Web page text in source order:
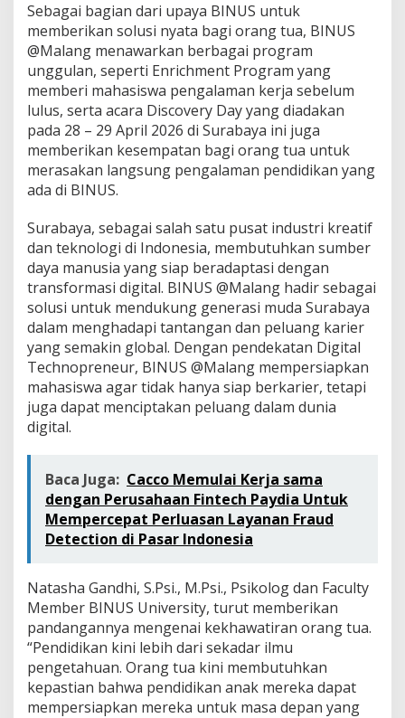
Sebagai bagian dari upaya BINUS untuk
memberikan solusi nyata bagi orang tua, BINUS
@Malang menawarkan berbagai program
unggulan, seperti Enrichment Program yang
memberi mahasiswa pengalaman kerja sebelum
lulus, serta acara Discovery Day yang diadakan
pada 28 – 29 April 2026 di Surabaya ini juga
memberikan kesempatan bagi orang tua untuk
merasakan langsung pengalaman pendidikan yang
ada di BINUS.
Surabaya, sebagai salah satu pusat industri kreatif
dan teknologi di Indonesia, membutuhkan sumber
daya manusia yang siap beradaptasi dengan
transformasi digital. BINUS @Malang hadir sebagai
solusi untuk mendukung generasi muda Surabaya
dalam menghadapi tantangan dan peluang karier
yang semakin global. Dengan pendekatan Digital
Technopreneur, BINUS @Malang mempersiapkan
mahasiswa agar tidak hanya siap berkarier, tetapi
juga dapat menciptakan peluang dalam dunia
digital.
Baca Juga: Cacco Memulai Kerja sama
dengan Perusahaan Fintech Paydia Untuk
Mempercepat Perluasan Layanan Fraud
Detection di Pasar Indonesia
Natasha Gandhi, S.Psi., M.Psi., Psikolog dan Faculty
Member BINUS University, turut memberikan
pandangannya mengenai kekhawatiran orang tua.
“Pendidikan kini lebih dari sekadar ilmu
pengetahuan. Orang tua kini membutuhkan
kepastian bahwa pendidikan anak mereka dapat
mempersiapkan mereka untuk masa depan yang